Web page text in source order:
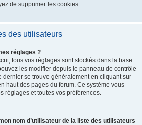
de supprimer les cookies.
des utilisateurs
réglages ?
tous vos réglages sont stockés dans la base
les modifier depuis le panneau de contrôle
dernier se trouve généralement en cliquant sur
haut des pages du forum. Ce système vous
réglages et toutes vos préférences.
nom d’utilisateur de la liste des utilisateurs